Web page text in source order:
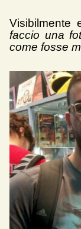
Visibilmente
faccio una
come fosse